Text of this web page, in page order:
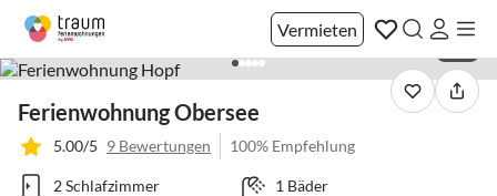
Vermieten
Ferienwohnung Obersee
5.00/5 9 Bewertungen 100% Empfehlung
2 Schlafzimmer
1 Bäder